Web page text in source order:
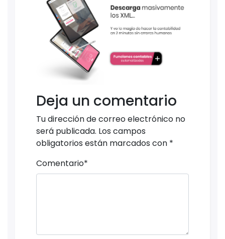
Deja un comentario
Tu dirección de correo electrónico no
será publicada. Los campos
obligatorios están marcados con *
Comentario*